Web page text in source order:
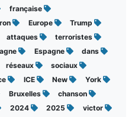
française
Europe
Trump
attaques
terroristes
Espagne
dans
réseaux
sociaux
ICE New
York
Bruxelles
chanson
2024 2025
victor